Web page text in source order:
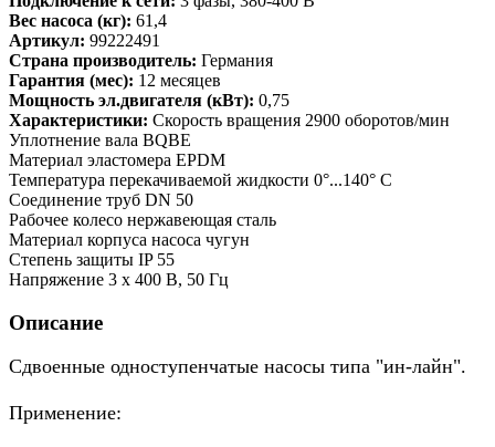
Вес насоса (кг): 61,4
Артикул: 99222491
Страна производитель: Германия
Гарантия (мес): 12 месяцев
Мощность эл.двигателя (кВт): 0,75
Характеристики: Скорость вращения 2900 оборотов/мин
Уплотнение вала BQBE
Материал эластомера EPDM
Температура перекачиваемой жидкости 0°...140° C
Соединение труб DN 50
Рабочее колесо нержавеющая сталь
Материал корпуса насоса чугун
Степень защиты IP 55
Напряжение 3 x 400 В, 50 Гц
Описание
Сдвоенные одноступенчатые насосы типа "ин-лайн".
Применение: